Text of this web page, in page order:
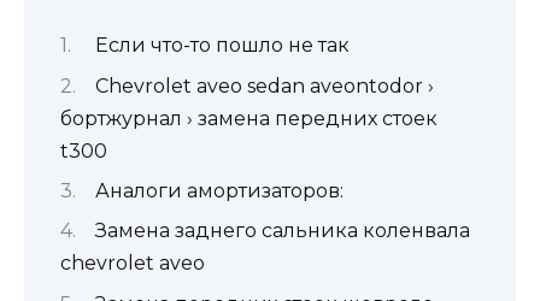
Если что-то пошло не так
Chevrolet aveo sedan aveontodor ›
бортжурнал › замена передних стоек
t300
Аналоги амортизаторов:
Замена заднего сальника коленвала
chevrolet aveo